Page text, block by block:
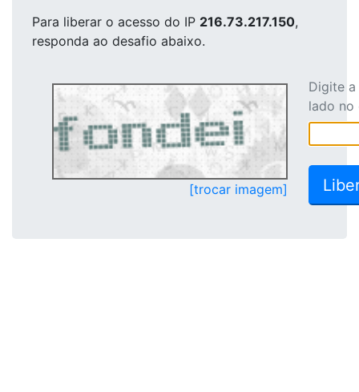
Para liberar o acesso do IP 216.73.217.150,
responda ao desafio abaixo.
[trocar imagem]
Digite
lado no